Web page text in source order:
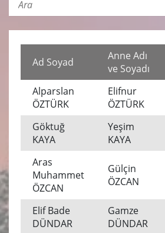
Ad Soyad
Anne Adı
ve Soyadı
Alparslan
ÖZTÜRK
Elifnur
ÖZTÜRK
Göktuğ
KAYA
Yeşim
KAYA
Aras
Muhammet
ÖZCAN
Gülçin
ÖZCAN
Elif Bade
DÜNDAR
Gamze
DÜNDAR